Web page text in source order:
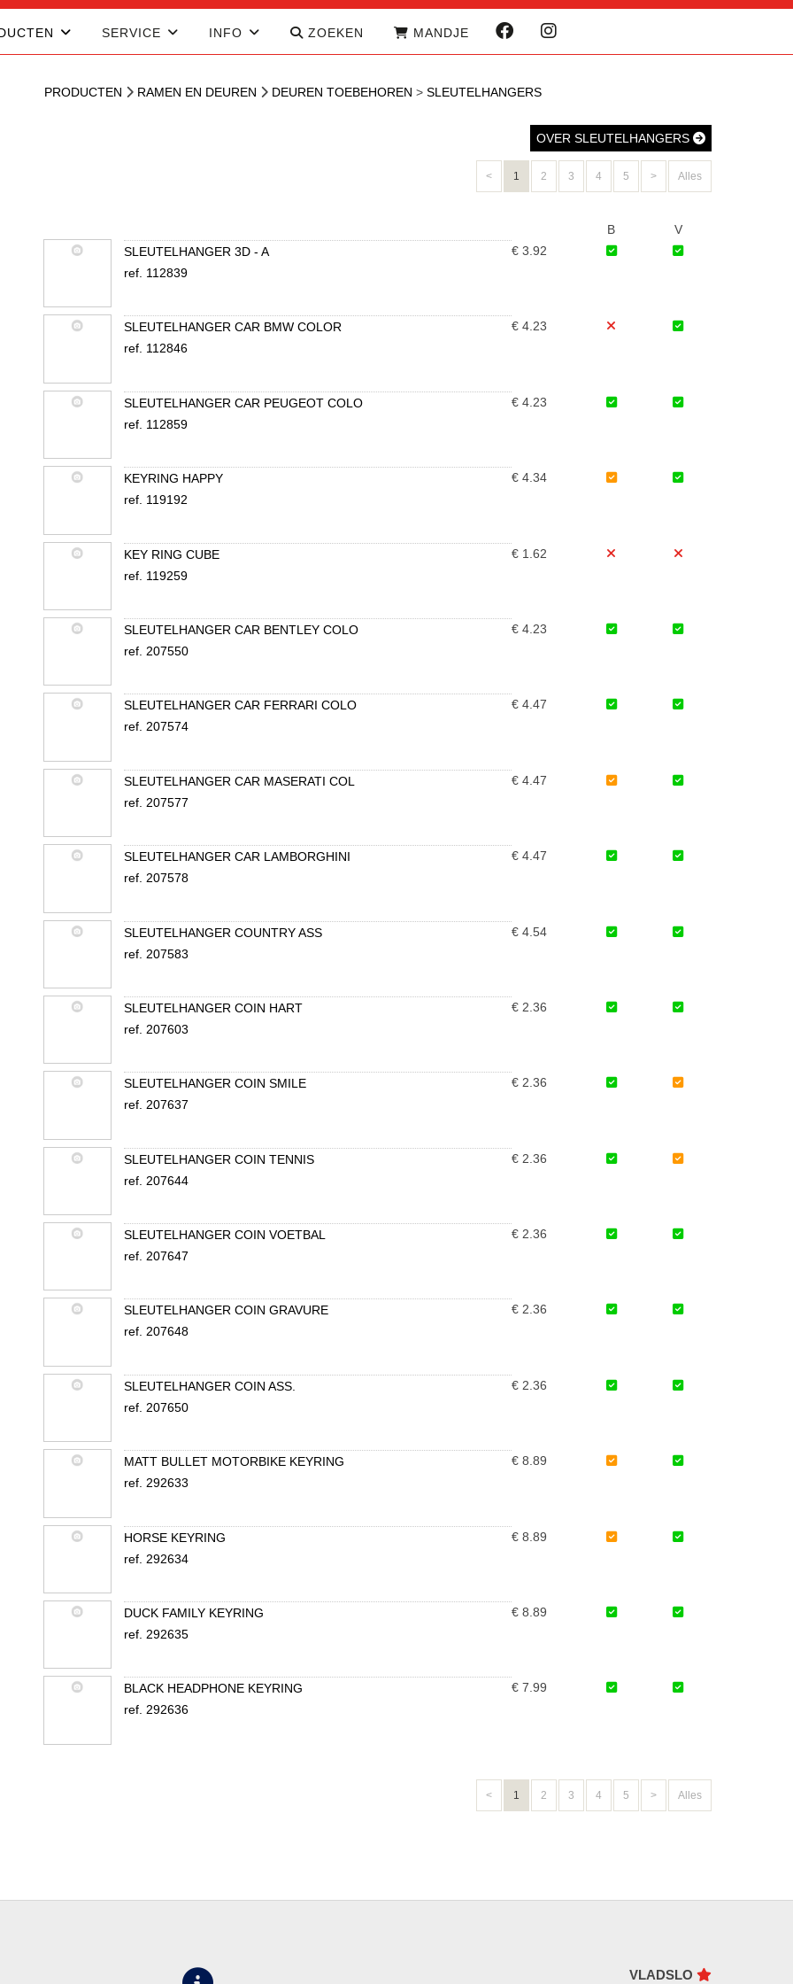
SERVICE INFO ZOEKEN MANDJE
PRODUCTEN RAMEN EN DEUREN DEUREN TOEBEHOREN > SLEUTELHANGERS
OVER SLEUTELHANGERS
< 1 2 3 4 5 > Alles
V
B
SLEUTELHANGER 3D - A
ref. 112839
€ 3.92
SLEUTELHANGER CAR BMW COLOR
ref. 112846
€ 4.23
SLEUTELHANGER CAR PEUGEOT COLO
ref. 112859
€ 4.23
KEYRING HAPPY
ref. 119192
€ 4.34
KEY RING CUBE
ref. 119259
€ 1.62
SLEUTELHANGER CAR BENTLEY COLO
ref. 207550
€ 4.23
SLEUTELHANGER CAR FERRARI COLO
ref. 207574
€ 4.47
SLEUTELHANGER CAR MASERATI COL
ref. 207577
€ 4.47
SLEUTELHANGER CAR LAMBORGHINI
ref. 207578
€ 4.47
SLEUTELHANGER COUNTRY ASS
ref. 207583
€ 4.54
SLEUTELHANGER COIN HART
ref. 207603
€ 2.36
SLEUTELHANGER COIN SMILE
ref. 207637
€ 2.36
SLEUTELHANGER COIN TENNIS
ref. 207644
€ 2.36
SLEUTELHANGER COIN VOETBAL
ref. 207647
€ 2.36
SLEUTELHANGER COIN GRAVURE
ref. 207648
€ 2.36
SLEUTELHANGER COIN ASS.
ref. 207650
€ 2.36
MATT BULLET MOTORBIKE KEYRING
ref. 292633
€ 8.89
HORSE KEYRING
ref. 292634
€ 8.89
DUCK FAMILY KEYRING
ref. 292635
€ 8.89
BLACK HEADPHONE KEYRING
ref. 292636
€ 7.99
< 1 2 3 4 5 > Alles
VLADSLO